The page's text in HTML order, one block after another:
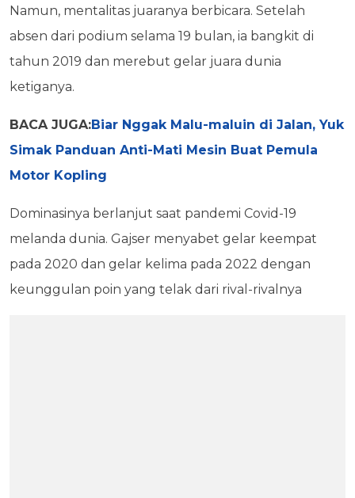
Namun, mentalitas juaranya berbicara. Setelah
absen dari podium selama 19 bulan, ia bangkit di
tahun 2019 dan merebut gelar juara dunia
ketiganya.
BACA JUGA:Biar Nggak Malu-maluin di Jalan, Yuk
Simak Panduan Anti-Mati Mesin Buat Pemula
Motor Kopling
Dominasinya berlanjut saat pandemi Covid-19
melanda dunia. Gajser menyabet gelar keempat
pada 2020 dan gelar kelima pada 2022 dengan
keunggulan poin yang telak dari rival-rivalnya